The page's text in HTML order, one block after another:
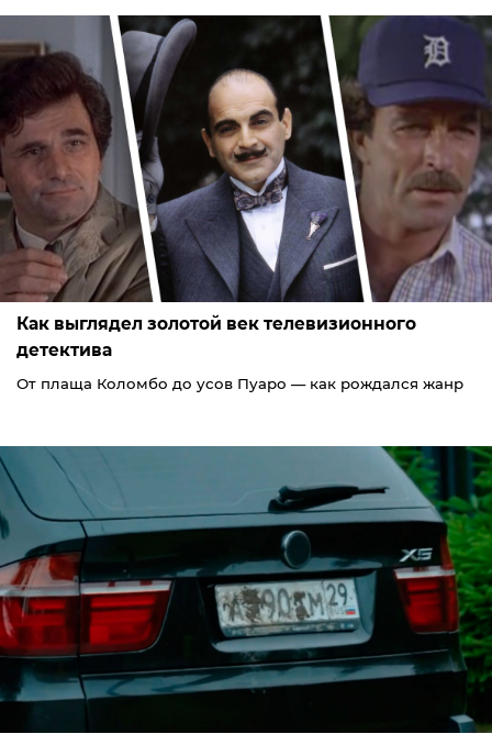
Как выглядел золотой век телевизионного
детектива
От плаща Коломбо до усов Пуаро — как рождался жанр